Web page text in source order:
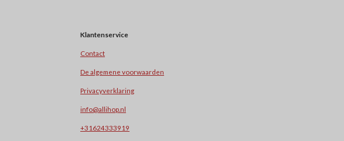
Klantenservice
Contact
De algemene voorwaarden
Privacyverklaring
info@allihop.nl
+31624333919